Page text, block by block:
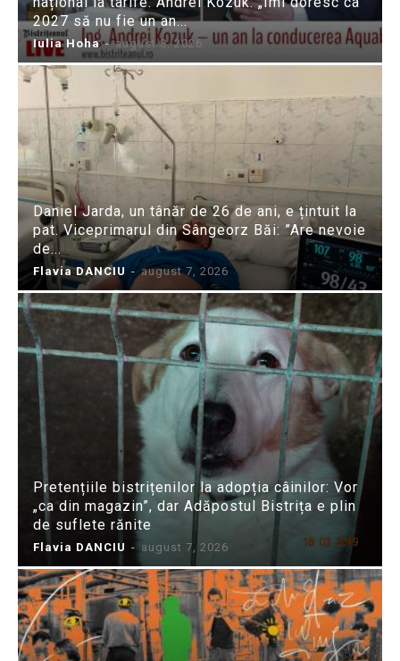
2027 să nu fie un an...
Iulia Hoha - august 8, 2026
Daniel Jarda, un tânăr de 26 de ani, e țintuit la
pat. Viceprimarul din Sângeorz Băi: ”Are nevoie
de...
Flavia DANCIU - august 7, 2026
Pretențiile bistrițenilor la adopția câinilor: Vor
„ca din magazin”, dar Adăpostul Bistrița e plin
de suflete rănite
Flavia DANCIU - august 7, 2026